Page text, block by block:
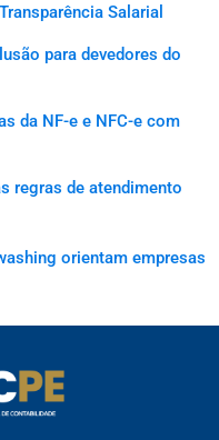
Salarial
para devedores do
da NF-e e NFC-e com
regras de atendimento
orientam empresas